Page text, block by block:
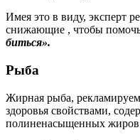
Имея это в виду, эксперт
снижающие , чтобы
биться».
Рыба
Жирная рыба,
здоровья свойствами,
полиненасыщенных